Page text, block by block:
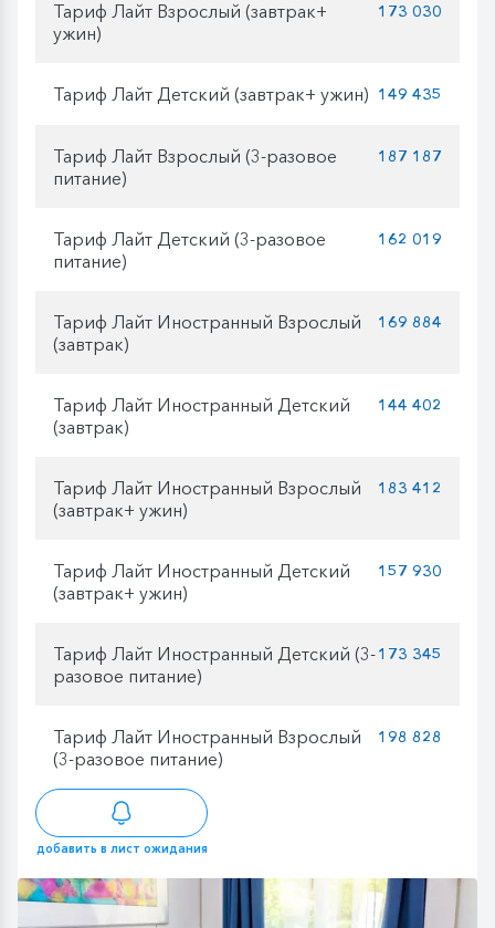
Тариф Лайт Взрослый (завтрак+
ужин)
173 030
Тариф Лайт Детский (завтрак+ ужин) 149 435
Тариф Лайт Взрослый (3-разовое
питание)
187 187
Тариф Лайт Детский (3-разовое
питание)
162 019
Тариф Лайт Иностранный Взрослый
(завтрак)
169 884
Тариф Лайт Иностранный Детский
(завтрак)
144 402
Тариф Лайт Иностранный Взрослый
(завтрак+ ужин)
183 412
Тариф Лайт Иностранный Детский
(завтрак+ ужин)
157 930
Тариф Лайт Иностранный Детский (3-
разовое питание)
173 345
Тариф Лайт Иностранный Взрослый
(3-разовое питание)
198 828
добавить в лист ожидания